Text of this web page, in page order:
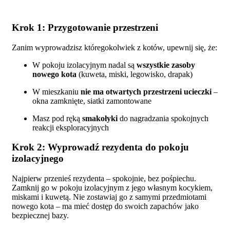
Krok 1: Przygotowanie przestrzeni
Zanim wyprowadzisz któregokolwiek z kotów, upewnij się, że:
W pokoju izolacyjnym nadal są wszystkie zasoby
nowego kota (kuweta, miski, legowisko, drapak)
W mieszkaniu nie ma otwartych przestrzeni ucieczki –
okna zamknięte, siatki zamontowane
Masz pod ręką smakołyki do nagradzania spokojnych
reakcji eksploracyjnych
Krok 2: Wyprowadź rezydenta do pokoju
izolacyjnego
Najpierw przenieś rezydenta – spokojnie, bez pośpiechu.
Zamknij go w pokoju izolacyjnym z jego własnym kocykiem,
miskami i kuwetą. Nie zostawiaj go z samymi przedmiotami
nowego kota – ma mieć dostęp do swoich zapachów jako
bezpiecznej bazy.